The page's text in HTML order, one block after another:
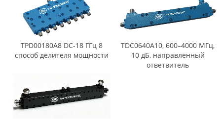
TPD00180A8 DC-18 ГГц 8
способ делителя мощности
TDC0640A10, 600–4000 МГц,
10 дБ, направленный
ответвитель